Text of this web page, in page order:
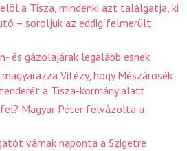
a Tisza, mindenki azt találgatja, ki
– soroljuk az eddig felmerült
és gázolajárak legalább esnek
Vitézy, hogy Mészárosék
a Tisza-kormány alatt
Magyar Péter felvázolta a
várnak naponta a Szigetre